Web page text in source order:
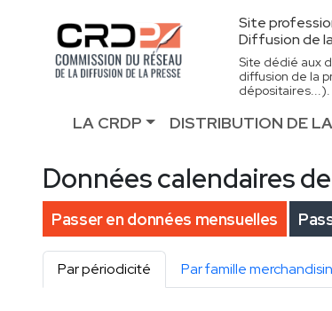
Site
Diffusion de
Site dédié aux
diffusion de la
dépositaires...).
LA CRDP DISTRIBUTION DE
Données calendaires
Passer en données mensuelles
Par périodicité Par famille